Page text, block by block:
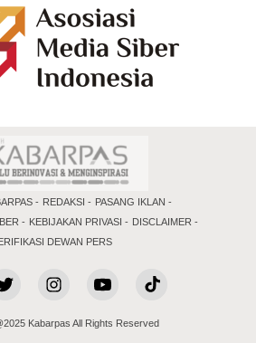
REDAKSI
PASANG IKLAN
KEBIJAKAN PRIVASI
DISCLAIMER
DEWAN PERS
Kabarpas All Rights Reserved